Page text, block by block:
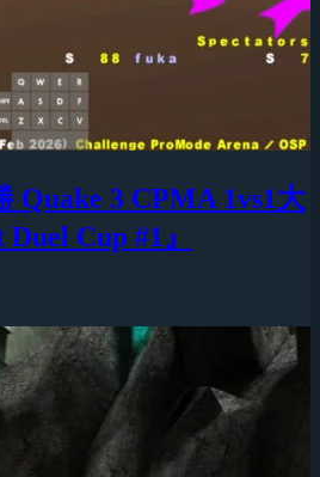
Quake 3 CPMA 1vs1大
Cup #1』